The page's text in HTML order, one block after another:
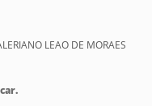
LEAO DE MORAES